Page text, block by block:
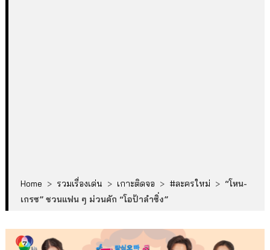
Home > รวมเรื่องเด่น > เกาะติดจอ > #ละครใหม่ > “โหน-
เกรซ” ชวนแฟน ๆ ม่วนคัก “โอป้าลำซิ่ง”